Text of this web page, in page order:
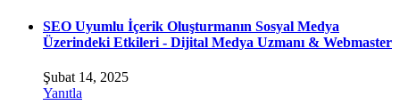
SEO Uyumlu İçerik Oluşturmanın Sosyal Medya
Üzerindeki Etkileri - Dijital Medya Uzmanı & Webmaster
Şubat 14, 2025
Yanıtla